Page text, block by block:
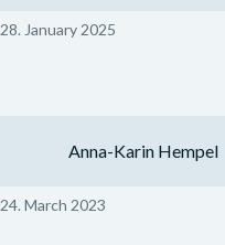
28. January 2025
Anna-Karin Hempel
24. March 2023